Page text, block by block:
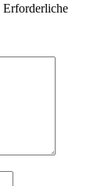
Erforderliche